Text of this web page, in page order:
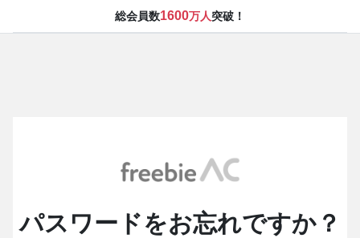
総会員数1600万人突破！
パスワードをお忘れですか？